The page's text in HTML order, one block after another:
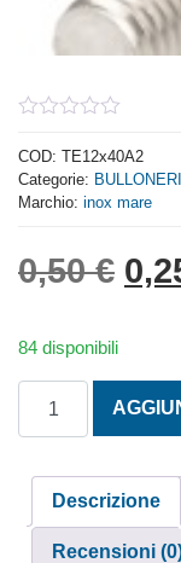
out
of
5
COD: TE12x40A2
Categorie:
Marchio: inox mare
0,50€ Il
84 disponibili
Descrizione
Recensioni